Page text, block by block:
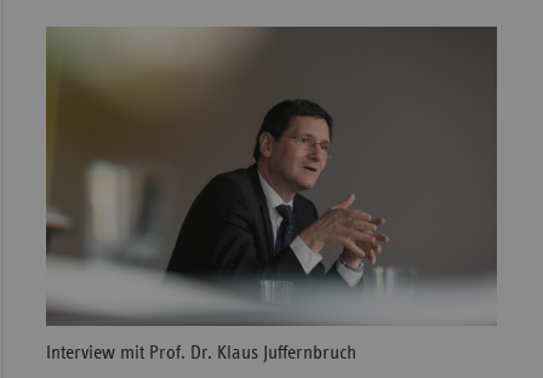
Interview mit Prof. Dr. Klaus Juffernbruch